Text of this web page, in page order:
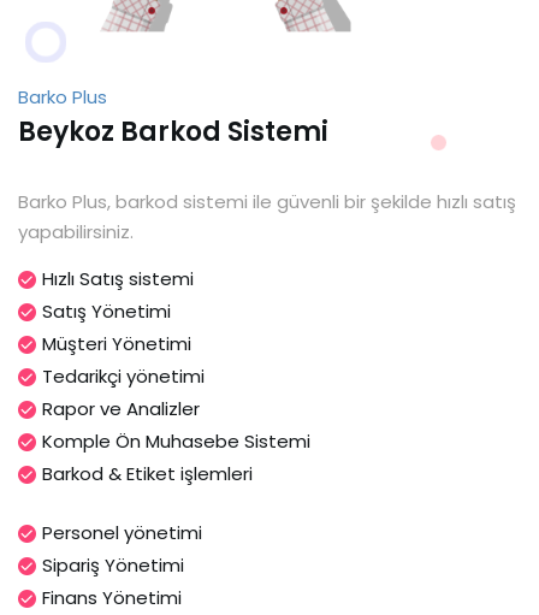
Barko Plus
Beykoz Barkod Sistemi
Barko Plus, barkod sistemi ile güvenli bir şekilde hızlı satış
yapabilirsiniz.
Hızlı Satış sistemi
Satış Yönetimi
Müşteri Yönetimi
Tedarikçi yönetimi
Rapor ve Analizler
Komple Ön Muhasebe Sistemi
Barkod & Etiket işlemleri
Personel yönetimi
Sipariş Yönetimi
Finans Yönetimi